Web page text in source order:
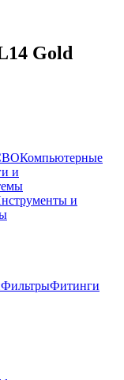
Gold
Компьютерные
и
и
ФильтрыФитинги